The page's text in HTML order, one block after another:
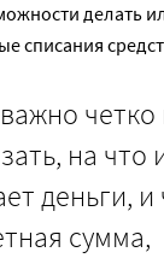
делать
списания
четко
на
деньги, и
сумма,